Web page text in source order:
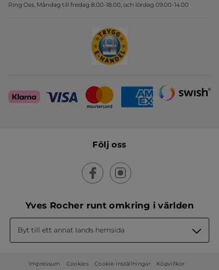
Sets
Ring Oss. Måndag till fredag 8.00-18.00, och lördag 09.00-14.00
Följ oss
Yves Rocher runt omkring i världen
Byt till ett annat lands hemsida
Impressum Cookies Cookie-inställningar
Köpvillkor